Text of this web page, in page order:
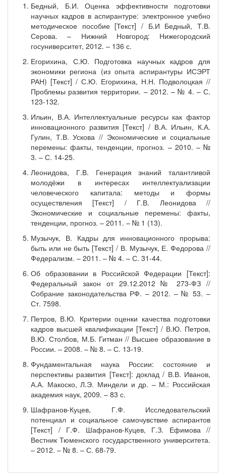
Бедный, Б.И. Оценка эффективности подготовки
научных кадров в аспирантуре: электронное учебно
методическое пособие [Текст] / Б.И Бедный, Т.В.
Серова. – Нижний Новгород: Нижегородский
госуниверситет, 2012. – 136 с.
Егорихина, С.Ю. Подготовка научных кадров для
экономики региона (из опыта аспирантуры ИСЭРТ
РАН) [Текст] / С.Ю. Егорихина, Н.Н. Подволоцкая //
Проблемы развития территории. – 2012. – № 4. – С.
123-132.
Ильин, В.А. Интеллектуальные ресурсы как фактор
инновационного развития [Текст] / В.А. Ильин, К.А.
Гулин, Т.В. Ускова // Экономические и социальные
перемены: факты, тенденции, прогноз. – 2010. – №
3. – С. 14-25.
Леонидова, Г.В. Генерация знаний талантливой
молодёжи в интересах интеллектуализации
человеческого капитала: методы и формы
осуществления [Текст] / Г.В. Леонидова //
Экономические и социальные перемены: факты,
тенденции, прогноз. – 2011. – № 1 (13).
Музычук, В. Кадры для инновационного прорыва:
быть или не быть [Текст] / В. Музычук, Е. Федорова //
Федерализм. – 2011. – № 4. – С. 31-44.
Об образовании в Российской Федерации [Текст]:
Федеральный закон от 29.12.2012 № 273-ФЗ //
Собрание законодательства РФ. – 2012. – № 53. –
Ст. 7598.
Петров, В.Ю. Критерии оценки качества подготовки
кадров высшей квалификации [Текст] / В.Ю. Петров,
В.Ю. Столбов, М.Б. Гитман // Высшее образование в
России. – 2008. – № 8. – С. 13-19.
Фундаментальная наука России: состояние и
перспективы развития [Текст]: доклад / В.В. Иванов,
А.А. Макоско, Л.Э. Миндели и др. – М.: Российская
академия наук, 2009. – 83 с.
Шафранов-Куцев, Г.Ф. Исследовательский
потенциал и социальное самочувствие аспирантов
[Текст] / Г.Ф. Шафранов-Куцев, Г.З. Ефимова //
Вестник Тюменского государственного университета.
– 2012. – № 8. – С. 68-79.